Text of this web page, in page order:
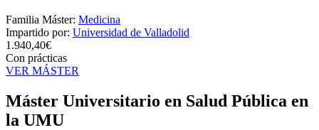
Familia Máster: Medicina
Impartido por: Universidad de Valladolid
1.940,40€
Con prácticas
VER MÁSTER
Máster Universitario en Salud Pública en
la UMU